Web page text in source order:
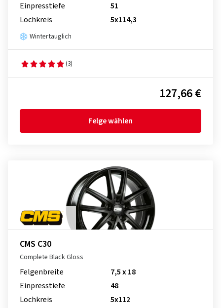
Einpresstiefe
51
Lochkreis
5x114,3
Wintertauglich
(3)
127,66 €
Felge wählen
CMS C30
Complete Black Gloss
Felgenbreite
7,5 x 18
Einpresstiefe
48
Lochkreis
5x112